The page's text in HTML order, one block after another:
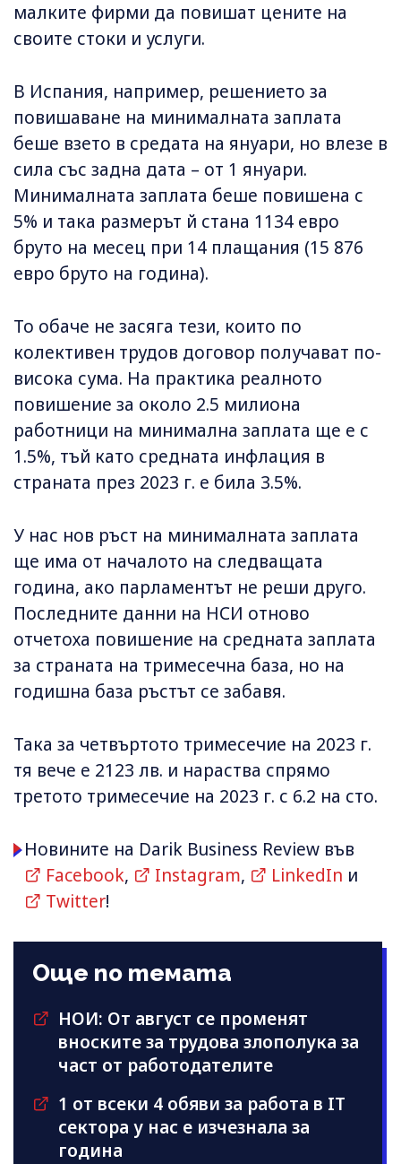
малките фирми да повишат цените на
своите стоки и услуги.
В Испания, например, решението за
повишаване на минималната заплата
беше взето в средата на януари, но влезе в
сила със задна дата – от 1 януари.
Минималната заплата беше повишена с
5% и така размерът й стана 1134 евро
бруто на месец при 14 плащания (15 876
евро​​ бруто на година).
То обаче не засяга тези, които по
колективен трудов договор получават по-
висока сума. На практика реалното
повишение за около 2.5 милиона
работници на минимална заплата ще е с
1.5%, тъй като средната инфлация в
страната през 2023 г. е била 3.5%.
У нас нов ръст на минималната заплата
ще има от началото на следващата
година, ако парламентът не реши друго.
Последните данни на НСИ отново
отчетоха повишение на средната заплата
за страната на тримесечна база, но на
годишна база ръстът се забавя.
Така за четвъртото тримесечие на 2023 г.
тя вече e 2123 лв. и нараства спрямо
третото тримесечие на 2023 г. с 6.2 на сто.
Новините на Darik Business Review във
Facebook, Instagram, LinkedIn и
Twitter!
Още по темата
НОИ: От август се променят
вноските за трудова злополука за
част от работодателите
1 от всеки 4 обяви за работа в IT
сектора у нас е изчезнала за
година